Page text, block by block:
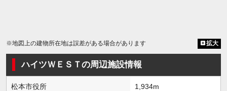
※地図上の建物所在地は誤差がある場合があります 拡大
ハイツＷＥＳＴの周辺施設情報
松本市役所 1,934m